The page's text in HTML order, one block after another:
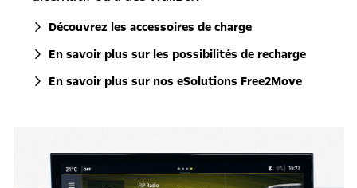
Découvrez les accessoires de charge
En savoir plus sur les possibilités de recharge
En savoir plus sur nos eSolutions Free2Move